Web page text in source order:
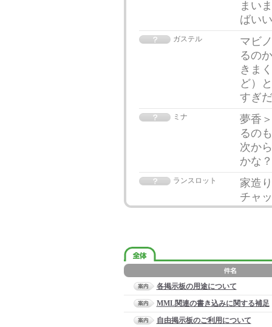
まい
ばい
ガステル
マビ
るの
きま
ど）
すぎ
ミナ
夢香
るの
次か
かな
ランスロット
家造
チャ
各掲示板の用途について
MML関連の書き込みに関する補足
自由掲示板のご利用について